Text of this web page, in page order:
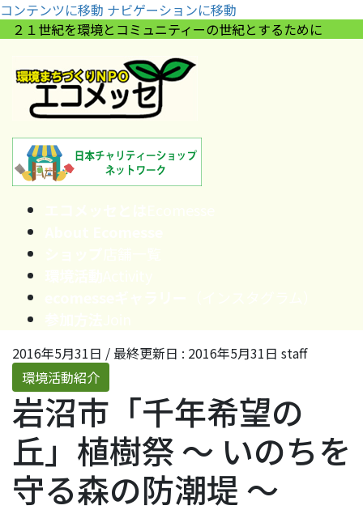
コンテンツに移動 ナビゲーションに移動
２１世紀を環境とコミュニティーの世紀とするために
2016年5月31日 / 最終更新日 : 2016年5月31日 staff
環境活動紹介
岩沼市「千年希望の
丘」植樹祭 ～ いのちを
守る森の防潮堤 ～